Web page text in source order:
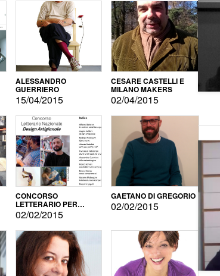
ALESSANDRO
GUERRIERO
15/04/2015
CESARE CASTELLI E
MILANO MAKERS
02/04/2015
CONCORSO
LETTERARIO PER
DESIGNER
02/02/2015
GAETANO DI GREGORIO
02/02/2015